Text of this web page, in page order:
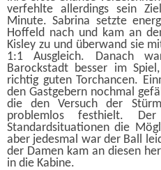
verfehlte allerdings sein
Minute. Sabrina setzte
Hoffeld nach und kam an
Kisley zu und überwand sie
1:1 Ausgleich. Danach
Barockstadt besser im
richtig guten Torchancen.
den Gastgebern nochmal
die den Versuch der
problemlos festhielt.
Standardsituationen die
aber jedesmal war der Ball
der Damen kam an diesen
in die Kabine.